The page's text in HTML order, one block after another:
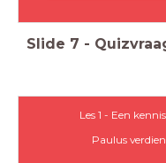
Slide 7 -
Les 1 - Een
Paulus